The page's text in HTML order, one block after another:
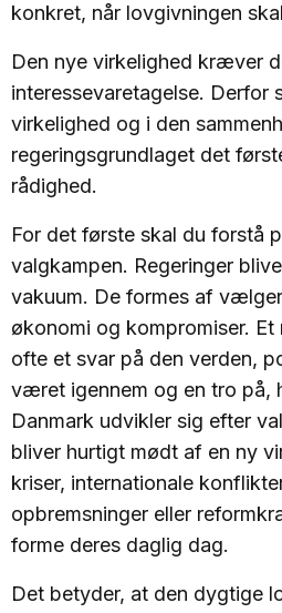
konkret, når lovgivningen
Den nye virkelighed kræver
interessevaretagelse. Derfor
virkelighed og i den
regeringsgrundlaget det
rådighed.
For det første skal du forstå
valgkampen. Regeringer
vakuum. De formes af
økonomi og kompromiser.
ofte et svar på den verden,
været igennem og en tro på,
Danmark udvikler sig efter
bliver hurtigt mødt af en ny
kriser, internationale
opbremsninger eller
forme deres daglig dag.
Det betyder, at den dygtige